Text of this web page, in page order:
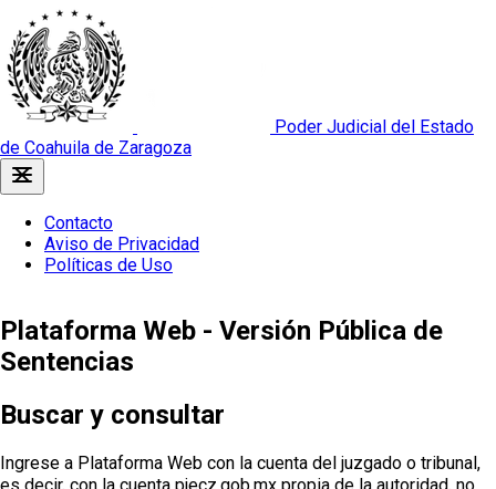
Poder Judicial del Estado
de Coahuila de Zaragoza
Contacto
Aviso de Privacidad
Políticas de Uso
Plataforma Web - Versión Pública de
Sentencias
Buscar y consultar
Ingrese a Plataforma Web con la cuenta del juzgado o tribunal,